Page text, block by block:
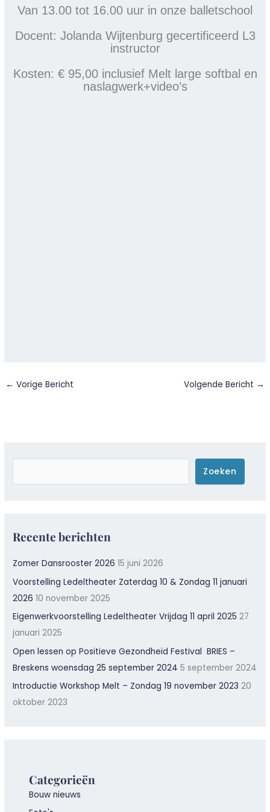
Van 13.00 tot 16.00 uur in onze balletschool
Docent: Jolanda Wijtenburg gecertificeerd L3
instructor
Kosten: € 95,00 inclusief Melt large softbal en
naslagwerk+video’s
← Vorige Bericht Volgende Bericht →
Zoeken
Recente berichten
Zomer Dansrooster 2026 15 juni 2026
Voorstelling Ledeltheater Zaterdag 10 & Zondag 11 januari
2026 10 november 2025
Eigenwerkvoorstelling Ledeltheater Vrijdag 11 april 2025 27
januari 2025
Open lessen op Positieve Gezondheid Festival BRIES –
Breskens woensdag 25 september 2024 5 september 2024
Introductie Workshop Melt – Zondag 19 november 2023 20
oktober 2023
Categorieën
Bouw nieuws